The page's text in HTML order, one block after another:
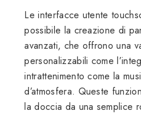
Le interfacce utente
possibile la creazione di
avanzati, che offrono una
personalizzabili come
intrattenimento come la
d’atmosfera. Queste
la doccia da una semplice